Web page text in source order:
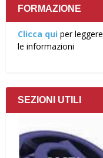
FORMAZIONE
Clicca qui per leggere
le informazioni
SEZIONI UTILI